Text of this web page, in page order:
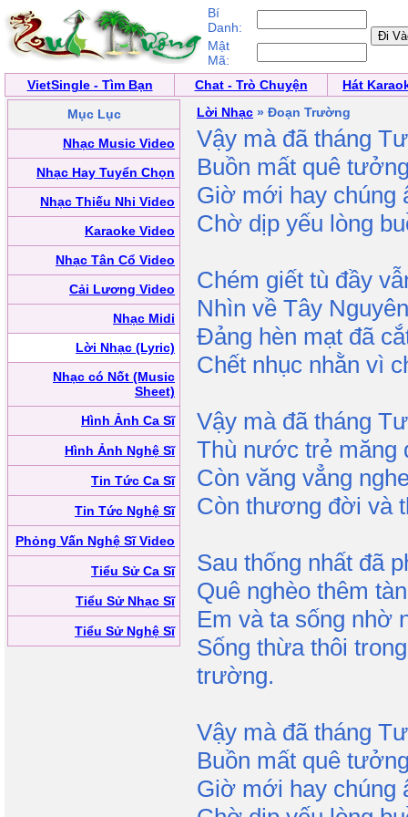
Bí
Danh:
Mật
Mã:
VietSingle - Tìm Bạn
Chat - Trò Chuyện
Hát
Mục Lục
Nhạc Music Video
Nhạc Hay Tuyển Chọn
Nhạc Thiếu Nhi Video
Karaoke Video
Nhạc Tân Cổ Video
Cải Lương Video
Nhạc Midi
Lời Nhạc (Lyric)
Nhạc có Nốt (Music
Sheet)
Hình Ảnh Ca Sĩ
Hình Ảnh Nghệ Sĩ
Tin Tức Ca Sĩ
Tin Tức Nghệ Sĩ
Phỏng Vấn Nghệ Sĩ Video
Tiểu Sử Ca Sĩ
Tiểu Sử Nhạc Sĩ
Tiểu Sử Nghệ Sĩ
Lời Nhạc » Đoạn Trường
Vậy mà đã tháng
Buồn mất quê
Giờ mới hay chúng
Chờ dịp yếu lòng
Chém giết tù đầy
Nhìn về Tây
Đảng hèn mạt đã
Chết nhục nhằn vì
Vậy mà đã tháng
Thù nước trẻ măng
Còn văng vẳng
Còn thương đời và
Sau thống nhất đã
Quê nghèo thêm
Em và ta sống nhờ
Sống thừa thôi
trường.
Vậy mà đã tháng
Buồn mất quê
Giờ mới hay chúng